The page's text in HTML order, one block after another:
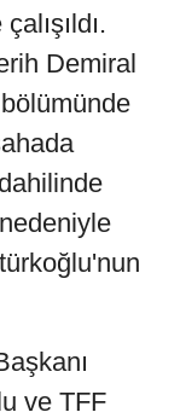
Demiral
ve TFF